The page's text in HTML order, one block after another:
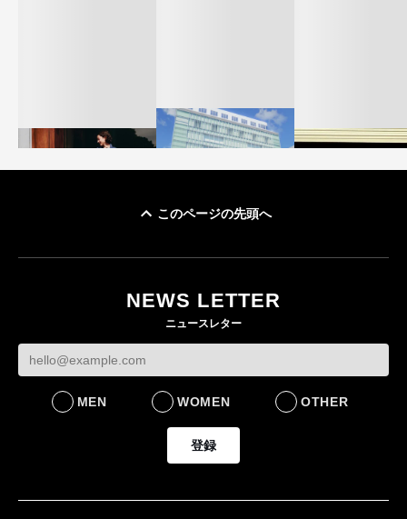
ケットなど7型を発売
FASHION
このページの先頭へ
NEWS LETTER
ニュースレター
MEN WOMEN OTHER
登録